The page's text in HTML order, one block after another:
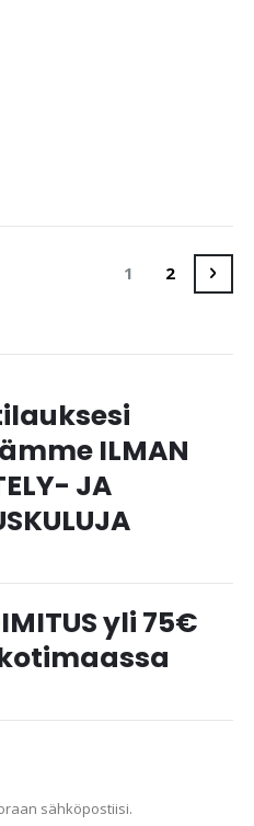
SivuYou're
1 Sivu
2 Sivu
ILMAN
JA
yli 75€
sähköpostiisi.